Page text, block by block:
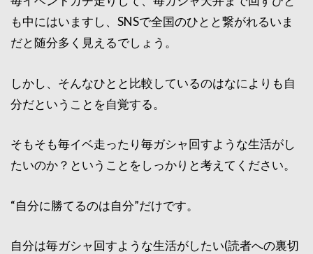
も中にはいますし、SNSで全国のひとと繋がれるいま
だと随分多く見えるでしょう。
しかし、そんなひとと比較しているのはなによりも自
分だということを自覚する。
そもそも毎イベ走ったり毎ガシャ回すような生活がし
たいのか？ということをしっかりと考えてください。
“自分に勝てるのは自分”だけです。
自分は毎ガシャ回すような生活がしたい(読者への裏切